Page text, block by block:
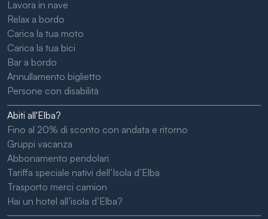
Lavora in nave
Relax a bordo
Carica la tua moto
Carica la tua bici
Bar a bordo
Annullamento biglietto
Persone con disabilità
Abiti all'Elba?
Fino al 20% di sconto con andata e ritorno
Gruppi vacanza
Abbonamento pendolari
Tariffa speciale nativi dell’Isola d’Elba
Trasporto merci camion
Hai un hotel all’isola d’Elba?